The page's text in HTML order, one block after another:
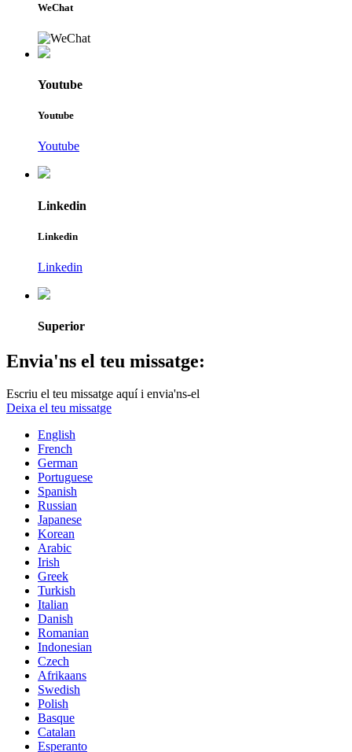
WeChat
Youtube
Youtube
Youtube
Linkedin
Linkedin
Linkedin
Superior
Envia'ns el teu missatge:
Escriu el teu missatge aquí i envia'ns-el
Deixa el teu missatge
English
French
German
Portuguese
Spanish
Russian
Japanese
Korean
Arabic
Irish
Greek
Turkish
Italian
Danish
Romanian
Indonesian
Czech
Afrikaans
Swedish
Polish
Basque
Catalan
Esperanto